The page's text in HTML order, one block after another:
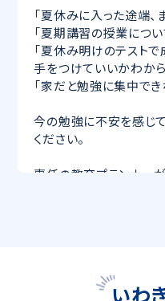
「夏休みに入った途端、
「夏期講習の授業につい
「夏休み明けのテスト
手をつけていいかわから
「家だと勉強に集中でき
今の勉強に不安を感じ
ください。
専任の教育プランナー
要科目の対策ができる
して、授業以外でも勉
いわ